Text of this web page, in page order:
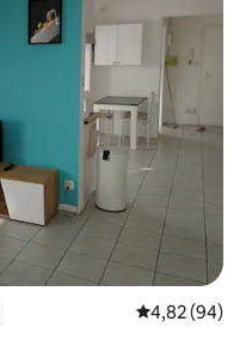
Calificación
4,82 (94)